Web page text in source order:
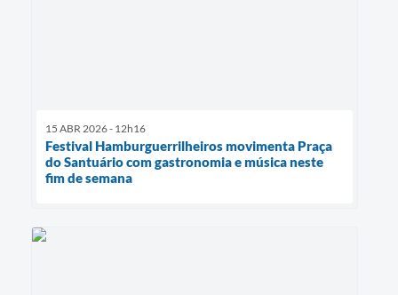
15 ABR 2026 - 12h16
Festival Hamburguerrilheiros movimenta Praça
do Santuário com gastronomia e música neste
fim de semana